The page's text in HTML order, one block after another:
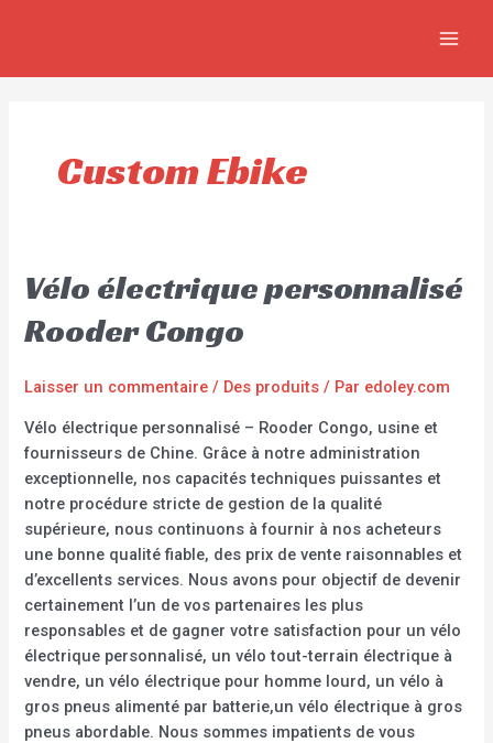
Custom Ebike
Vélo électrique personnalisé
Rooder Congo
Laisser un commentaire / Des produits / Par edoley.com
Vélo électrique personnalisé – Rooder Congo, usine et
fournisseurs de Chine. Grâce à notre administration
exceptionnelle, nos capacités techniques puissantes et
notre procédure stricte de gestion de la qualité
supérieure, nous continuons à fournir à nos acheteurs
une bonne qualité fiable, des prix de vente raisonnables et
d’excellents services. Nous avons pour objectif de devenir
certainement l’un de vos partenaires les plus
responsables et de gagner votre satisfaction pour un vélo
électrique personnalisé, un vélo tout-terrain électrique à
vendre, un vélo électrique pour homme lourd, un vélo à
gros pneus alimenté par batterie,un vélo électrique à gros
pneus abordable. Nous sommes impatients de vous